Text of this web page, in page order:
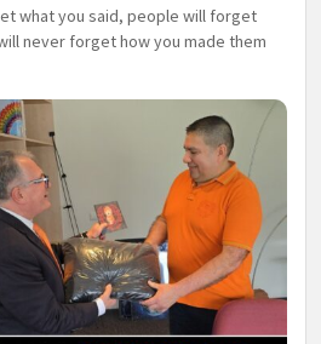
what you said, people will forget
never forget how you made them